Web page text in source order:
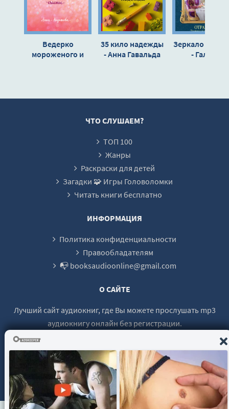
Ведерко
мороженого и
35 кило надежды
- Анна Гавальда
Зеркало
- Галина
ЧТО СЛУШАЕМ?
ТОП 100
Жанры
Раскраски для детей
Загадки 🧩 Игры Головоломки
Читать книги бесплатно
ИНФОРМАЦИЯ
Политика конфиденциальности
Правообладателям
📭 booksaudioonline@gmail.com
О САЙТЕ
Лучший сайт аудиокниг, где Вы можете прослушать mp3
аудиокнигу онлайн без регистрации.
© 2021 - 2026 booksaudio-online.com Все права защищены.